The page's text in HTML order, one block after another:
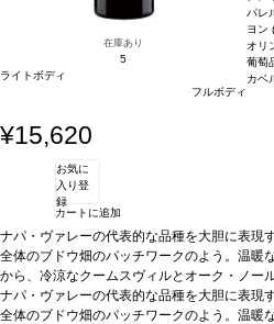
在庫あり
5
ライトボディ
フルボディ
パレ
ヨン
オリ
葡萄
カベ
¥15,620
お気に
入り登
録
カートに追加
ナパ・ヴァレーの代表的な品種を大胆に表現
全体のブドウ畑のパッチワークのよう。温暖
から、冷涼なクームスヴィルとオーク・ノー
ス・ピークのユニークなミクロクリマ（微気
ィルの有名な土壌まで、真のナパ・ヴァレー
ナパ・ヴァレーの代表的な品種を大胆に表現
全体のブドウ畑のパッチワークのよう。温暖